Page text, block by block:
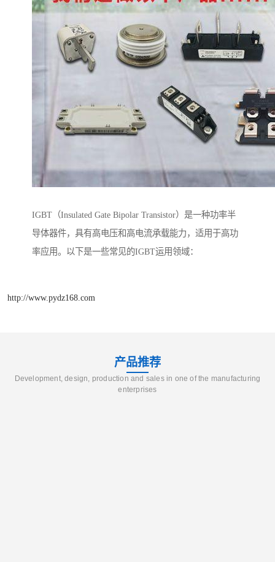
IGBT（Insulated Gate Bipolar Transistor）是一种功率半
导体器件，具有高电压和高电流承载能力，适用于高功
率应用。以下是一些常见的IGBT运用领域：
http://www.pydz168.com
产品推荐
Development, design, production and sales in one of the manufacturing
enterprises